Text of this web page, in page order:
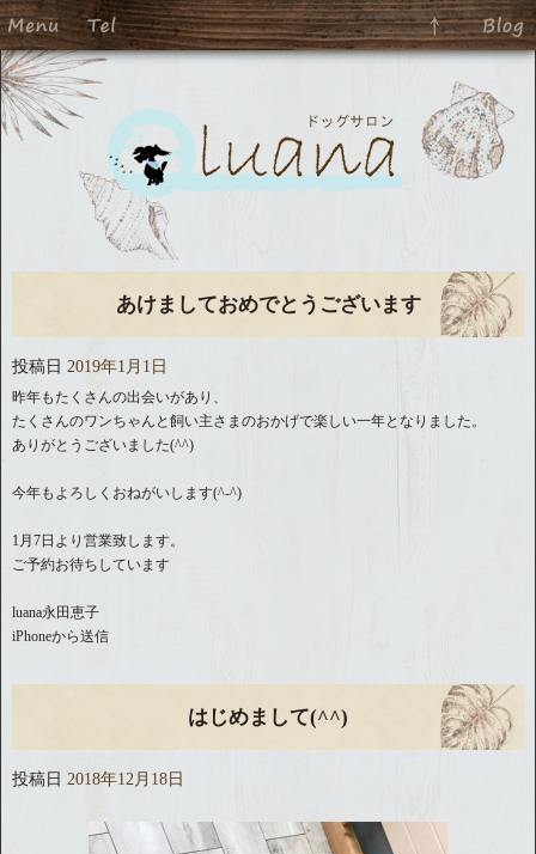
あけましておめでとうございます
投稿日 2019年1月1日
昨年もたくさんの出会いがあり、
たくさんのワンちゃんと飼い主さまのおかげで楽しい一年となりました。
ありがとうございました(^^)
今年もよろしくおねがいします(^-^)
1月7日より営業致します。
ご予約お待ちしています
luana永田恵子
iPhoneから送信
はじめまして(^^)
投稿日 2018年12月18日